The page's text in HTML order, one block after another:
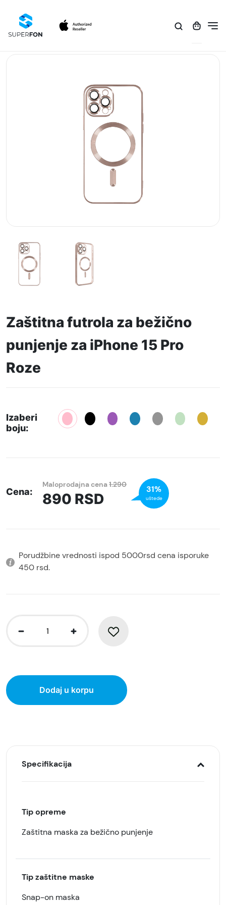
Zaštitna futrola za bežično
punjenje za iPhone 15 Pro
Roze
Izaberi
boju:
Cena:
Maloprodajna cena1.290
890 RSD
31%
uštede
Porudžbine vrednosti ispod 5000rsd cena isporuke
450 rsd.
Dodaj u korpu
Specifikacija
Tip opreme
Zaštitna maska za bežično punjenje
Tip zaštitne maske
Snap-on maska